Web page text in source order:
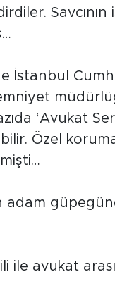
Savcının
İstanbul
emniyet
‘Avukat
Özel
adam
ile avukat